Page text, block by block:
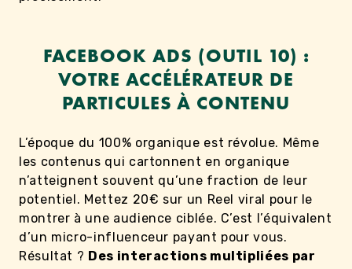
FACEBOOK ADS (OUTIL 10) :
VOTRE ACCÉLÉRATEUR DE
PARTICULES À CONTENU
L’époque du 100% organique est révolue. Même
les contenus qui cartonnent en organique
n’atteignent souvent qu’une fraction de leur
potentiel. Mettez 20€ sur un Reel viral pour le
montrer à une audience ciblée. C’est l’équivalent
d’un micro-influenceur payant pour vous.
Résultat ? Des interactions multipliées par